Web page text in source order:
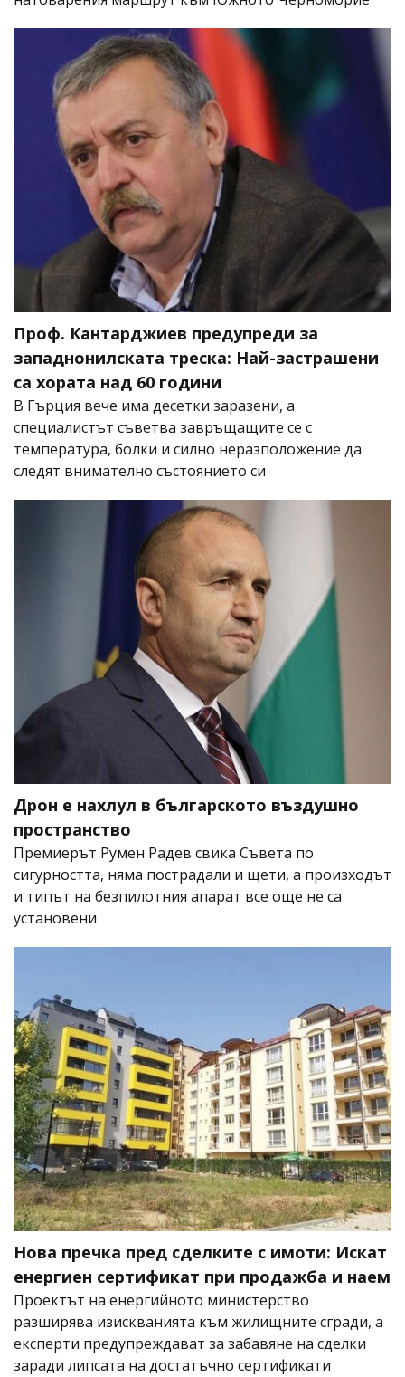
Проф. Кантарджиев предупреди за
западнонилската треска: Най-застрашени
са хората над 60 години
В Гърция вече има десетки заразени, а
специалистът съветва завръщащите се с
температура, болки и силно неразположение да
следят внимателно състоянието си
Дрон е нахлул в българското въздушно
пространство
Премиерът Румен Радев свика Съвета по
сигурността, няма пострадали и щети, а произходът
и типът на безпилотния апарат все още не са
установени
Нова пречка пред сделките с имоти: Искат
енергиен сертификат при продажба и наем
Проектът на енергийното министерство
разширява изискванията към жилищните сгради, а
експерти предупреждават за забавяне на сделки
заради липсата на достатъчно сертификати